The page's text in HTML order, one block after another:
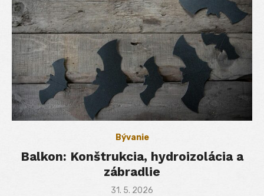
Bývanie
Balkon: Konštrukcia, hydroizolácia a
zábradlie
Posted
31. 5. 2026